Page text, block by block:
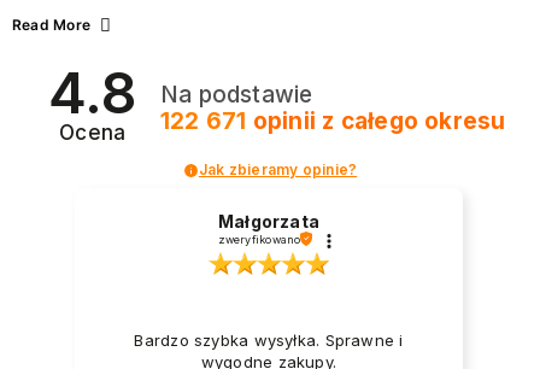
zarówno energetycznych odcieni inspirowanych wakacjami, jak
2026? Znajdź inspirację dla swojego manicure!
Read More
4.8
Ocena
Na podstawie
122 671 opinii z całego okresu
Jak zbieramy opinie?
Małgorzata
zweryfikowano
Bardzo szybka wysyłka. Sprawne i
wygodne zakupy.